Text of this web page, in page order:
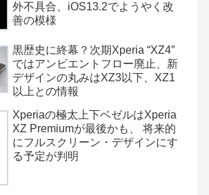
外不具合、iOS13.2でようやく改
善の模様
黒歴史に終幕？次期Xperia “XZ4″
ではアンビエントフロー廃止、新
デザインの丸みはXZ3以下、XZ1
以上との情報
Xperiaの極太上下ベゼルはXperia
XZ Premiumが最後かも、 将来的
にフルスクリーン・デザインにす
る予定が判明